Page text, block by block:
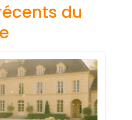
du